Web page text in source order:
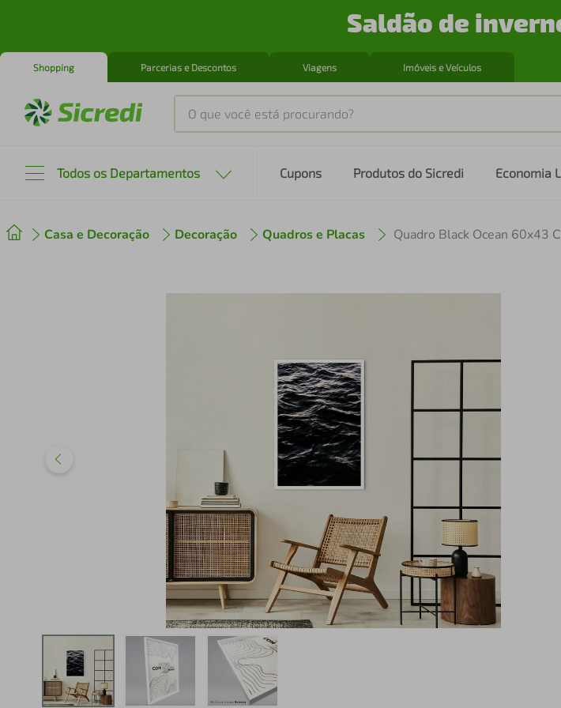
Saldão de
Shopping Parcerias e Descontos Viagens Imóveis e Veículos
O que você está procurando?
Todos os Departamentos Cupons Produtos do Sicredi Economia
Casa e Decoração Decoração Quadros e Placas Quadro Black Ocean 60x43
º cafeteira